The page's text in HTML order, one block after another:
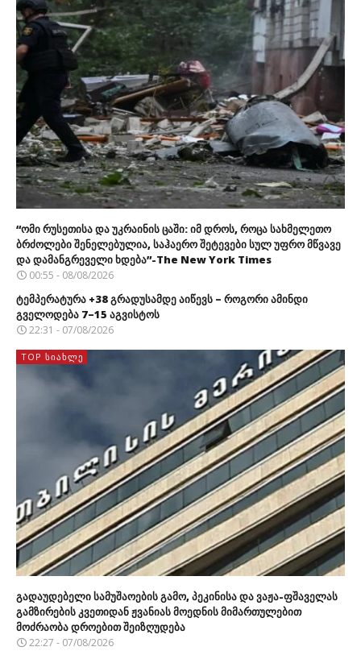
“ომი რუსეთისა და უკრაინის ცაში: იმ დროს, როცა სახმელეთო
ბრძოლები შენელებულია, საჰაერო შეტევები სულ უფრო მწვავე
და დამანგრეველი ხდება”-The New York Times
00:55 - 08/08/2026
ტემპერატურა +38 გრადუსამდე აიწევს – როგორი ამინდი
გველოდება 7–15 აგვისტოს
22:31 - 07/08/2026
TOP ᲡᲘᲐᲮᲚᲔ
გადაუდებელი სამუშაოების გამო, პეკინისა და ვაჟა-ფშაველას
გამზირების კვეთიდან ჟვანიას მოედნის მიმართულებით
მოძრაობა დროებით შეიზღუდება
22:27 - 07/08/2026